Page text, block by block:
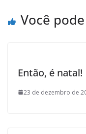
k
Você
Então, é natal!
23 de dezembro de